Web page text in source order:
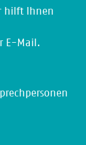
hilft Ihnen
E-Mail.